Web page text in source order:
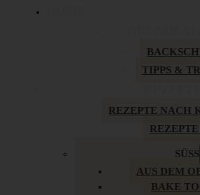
TIPPS &
REZEPTE NACH
SÜSS
AUS DEM
BAKE